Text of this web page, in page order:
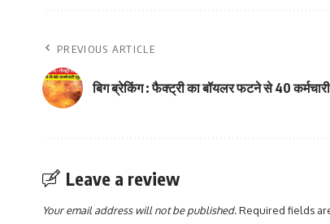
PREVIOUS ARTICLE
बिग ब्रेकिंग : फैक्ट्री का बॉयलर फटने से 40
Leave a review
Your email address will not be published.Required fields